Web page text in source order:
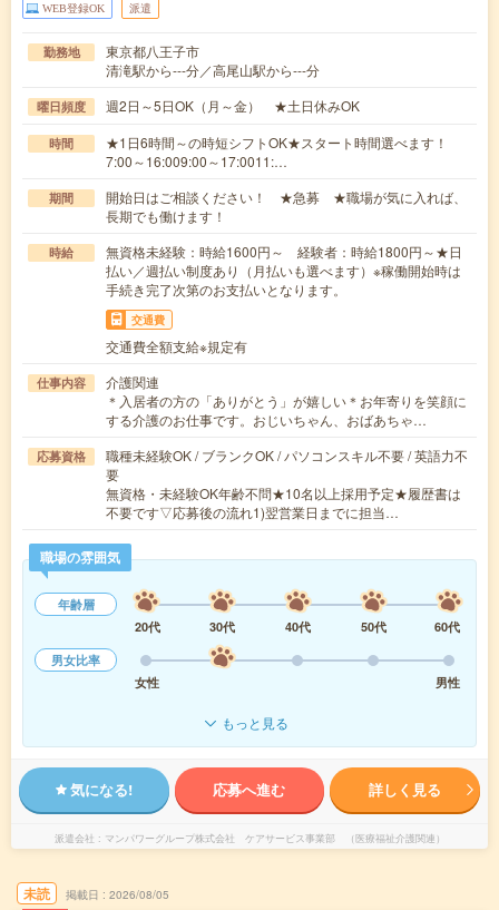
WEB登録OK 派遣
勤務地
東京都八王子市
清滝駅から---分／高尾山駅から---分
曜日頻度 週2日～5日OK（月～金） ★土日休みOK
時間
★1日6時間～の時短シフトOK★スタート時間選べます！
7:00～16:009:00～17:0011:…
期間
開始日はご相談ください！ ★急募 ★職場が気に入れば、
長期でも働けます！
時給
無資格未経験：時給1600円～ 経験者：時給1800円～★日
払い／週払い制度あり（月払いも選べます）※稼働開始時は
手続き完了次第のお支払いとなります。
交通費
交通費全額支給※規定有
仕事内容
介護関連
＊入居者の方の「ありがとう」が嬉しい＊お年寄りを笑顔に
する介護のお仕事です。おじいちゃん、おばあちゃ…
応募資格
職種未経験OK / ブランクOK / パソコンスキル不要 / 英語力不
要
無資格・未経験OK年齢不問★10名以上採用予定★履歴書は
不要です▽応募後の流れ1)翌営業日までに担当…
職場の雰囲気
年齢層
20代
30代 40代 50代
60代
男女比率
女性
男性
もっと見る
気になる! 応募へ進む 詳しく見る
派遣会社 マンパワーグループ株式会社 ケアサービス事業部 （医療福祉介護関連）
未読 掲載日 2026/08/05